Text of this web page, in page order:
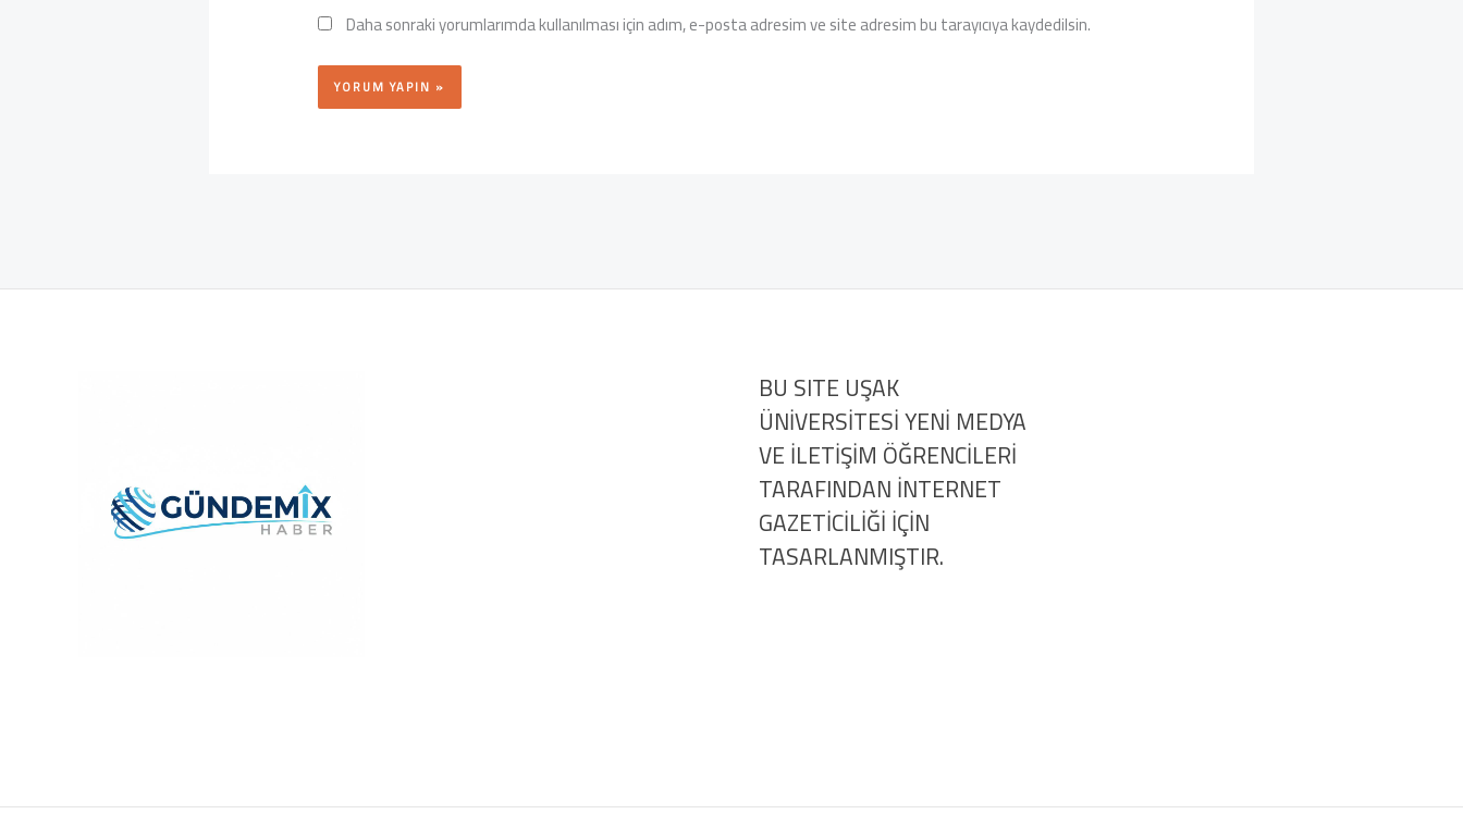
Daha sonraki yorumlarımda kullanılması için adım, e-posta adresim ve site adresim bu tarayıcıya kaydedilsin.
BU SITE UŞAK
ÜNİVERSİTESİ YENİ MEDYA
VE İLETİŞİM ÖĞRENCİLERİ
TARAFINDAN İNTERNET
GAZETİCİLİĞİ İÇİN
TASARLANMIŞTIR.